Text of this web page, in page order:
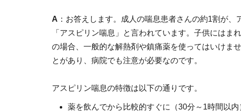
A ：お答えします。成人の喘息患者さんの約1割が
「アスピリン喘息」と言われています。子供には
の場合、一般的な解熱剤や鎮痛薬を使ってはいけま
とがあり、病院でも注意が必要なのです。
アスピリン喘息の特徴は以下の通りです。
薬を飲んでから比較的すぐに（30分～1時間以内